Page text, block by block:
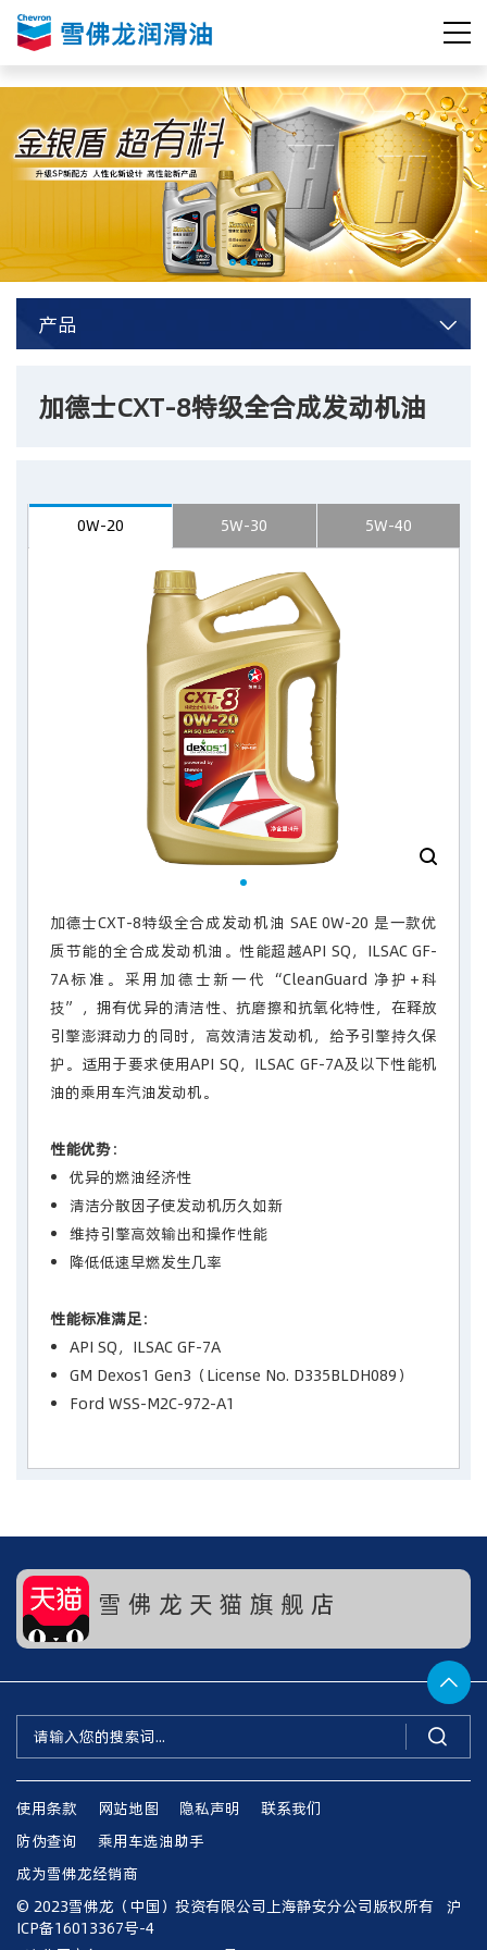
产品 
加德士CXT-8特级全合成发动机油
0W-20 5W-30 5W-40
加德士CXT-8特级全合成发动机油 SAE 0W-20 是一款优
质节能的全合成发动机油。性能超越API SQ，ILSAC GF-
7A标准。采用加德士新一代“CleanGuard 净护+科
技”，拥有优异的清洁性、抗磨擦和抗氧化特性，在释放
引擎澎湃动力的同时，高效清洁发动机，给予引擎持久保
护。适用于要求使用API SQ，ILSAC GF-7A及以下性能机
油的乘用车汽油发动机。
性能优势：
优异的燃油经济性
清洁分散因子使发动机历久如新
维持引擎高效输出和操作性能
降低低速早燃发生几率
性能标准满足：
API SQ，ILSAC GF-7A
GM Dexos1 Gen3（License No. D335BLDH089）
Ford WSS-M2C-972-A1
雪 佛 龙 天 猫 旗 舰 店


使用条款 网站地图 隐私声明
联系我们
防伪查询
乘用车选油助手
成为雪佛龙经销商
© 2023雪佛龙（中国）投资有限公司上海静安分公司版权所有 沪
ICP备16013367号-4